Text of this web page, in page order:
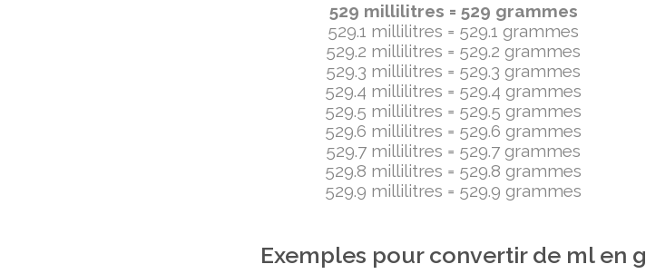
529 millilitres = 529 grammes
529.1 millilitres = 529.1 grammes
529.2 millilitres = 529.2 grammes
529.3 millilitres = 529.3 grammes
529.4 millilitres = 529.4 grammes
529.5 millilitres = 529.5 grammes
529.6 millilitres = 529.6 grammes
529.7 millilitres = 529.7 grammes
529.8 millilitres = 529.8 grammes
529.9 millilitres = 529.9 grammes
Exemples pour convertir de ml en g